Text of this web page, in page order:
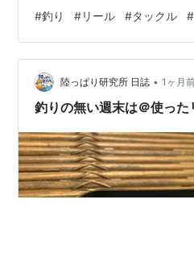
部分なども含めて、好みが分
デザイン。 マグシールド部分
にはこのデザインは結構好き
好きなので、このスプールを
に着けて使ったりもしていま
#釣り #リール #タックル #
陸っぱり研究所 日誌 • 1ヶ月